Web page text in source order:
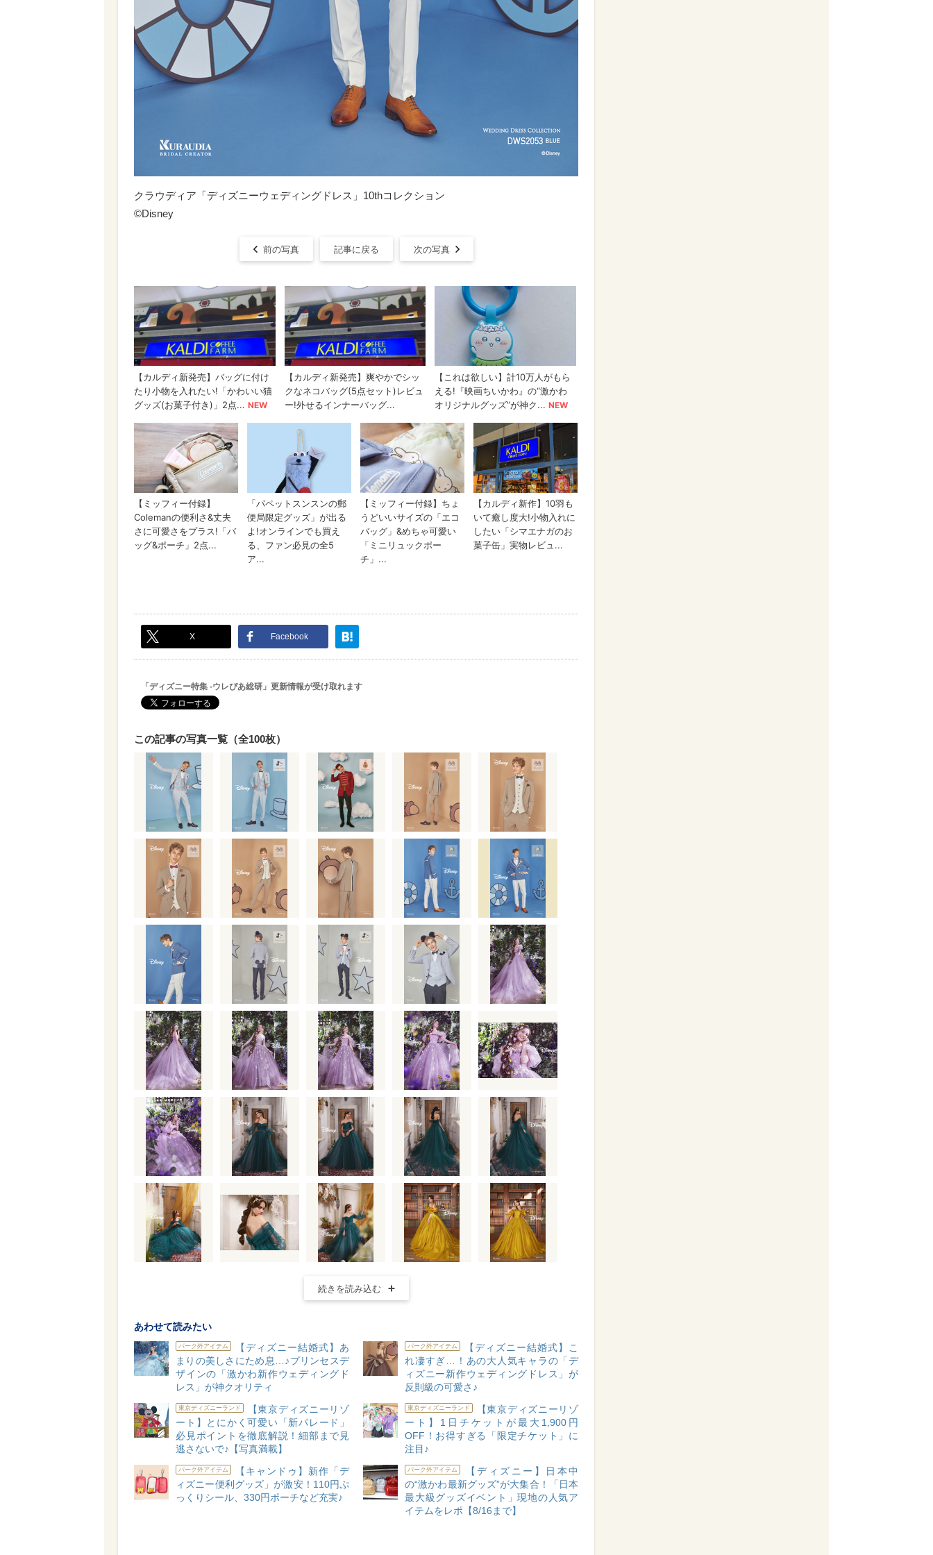
クラウディア「ディズニーウェディングドレス」10thコレクション
©Disney
前の写真 記事に戻る 次の写真
X Facebook
「ディズニー特集 -ウレぴあ総研」更新情報が受け取れます
この記事の写真一覧（全100枚）
続きを読み込む
あわせて読みたい
パーク外アイテム
【ディズニー結婚式】あ
まりの美しさにため息…♪プリンセスデ
ザインの「激かわ新作ウェディングド
レス」が神クオリティ
パーク外アイテム
【ディズニー結婚式】こ
れ凄すぎ…！あの大人気キャラの「デ
ィズニー新作ウェディングドレス」が
反則級の可愛さ♪
東京ディズニーランド
【東京ディズニーリゾ
ート】とにかく可愛い「新パレード」
必見ポイントを徹底解説！細部まで見
逃さないで♪【写真満載】
東京ディズニーランド
【東京ディズニーリゾ
ート】1日チケットが最大1,900円
OFF！お得すぎる「限定チケット」に
注目♪
パーク外アイテム
【キャンドゥ】新作「デ
ィズニー便利グッズ」が激安！110円ぷ
っくりシール、330円ポーチなど充実♪
パーク外アイテム
【ディズニー】日本中
の“激かわ最新グッズ”が大集合！「日本
最大級グッズイベント」現地の人気ア
イテムをレポ【8/16まで】